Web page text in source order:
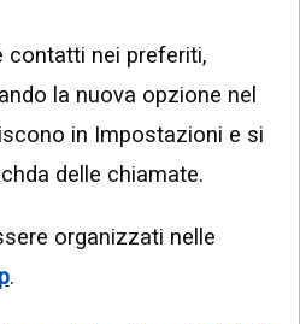
contatti nei preferiti,
la nuova opzione nel
in Impostazioni e si
delle chiamate.
organizzati nelle
.